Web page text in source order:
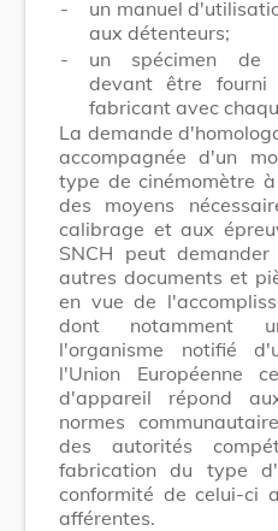
-
un manuel
aux détenteurs;
-
un spécimen de
devant être
fabricant avec
La demande
accompagnée d'un
type de cinémomètre
des moyens
calibrage et aux
SNCH peut
autres documents et
en vue de
dont notamment
l'organisme notifié
l'Union Européenne
d'appareil répond
normes
des autorités
fabrication du type
conformité de celui-ci
afférentes.